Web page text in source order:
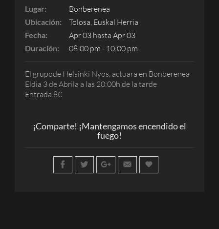
Lugar: Bonberenea
Ubicación: Tolosa, Euskal Herria
Fecha: Apr 03 hasta Apr 03
Duración: 08:00 pm - 10:00 pm
El grupode Helsinki Nyos, actuara en Bonberenea
Eldia 3 de Abrila a las 20:00h de la tarde
Entrada 8€
¡Comparte! ¡Mantengamos encendido el
fuego!